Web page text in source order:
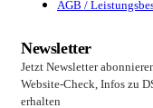
AGB /
Newsletter
Jetzt Newsletter
Website-Check, Infos zu
erhalten